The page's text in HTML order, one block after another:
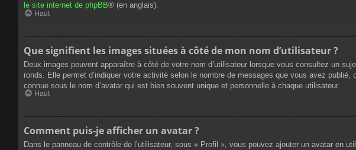
le site internet de phpBB® (en anglais).
Haut
Que signifient les images situées à côté de mon nom d’utilisateur ?
Deux images peuvent apparaître à côté de votre nom d’utilisateur lorsque vous consultez un
ronds. Elle permet d’indiquer votre activité selon le nombre de messages que vous avez
connue sous le nom d’avatar qui est bien souvent unique et personnelle à chaque utilisateur.
Haut
Comment puis-je afficher un avatar ?
Dans le panneau de contrôle de l’utilisateur, sous « Profil », vous pouvez ajouter un avatar en